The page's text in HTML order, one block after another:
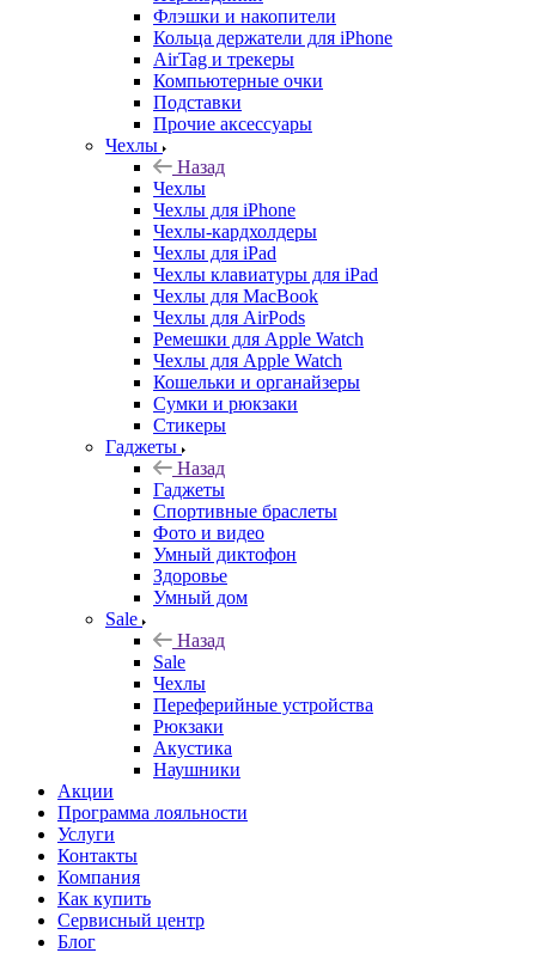
Флэшки и накопители
Кольца держатели для iPhone
AirTag и трекеры
Компьютерные очки
Подставки
Прочие аксессуары
Чехлы
Назад
Чехлы
Чехлы для iPhone
Чехлы-кардхолдеры
Чехлы для iPad
Чехлы клавиатуры для iPad
Чехлы для MacBook
Чехлы для AirPods
Ремешки для Apple Watch
Чехлы для Apple Watch
Кошельки и органайзеры
Сумки и рюкзаки
Стикеры
Гаджеты
Назад
Гаджеты
Спортивные браслеты
Фото и видео
Умный диктофон
Здоровье
Умный дом
Sale
Назад
Sale
Чехлы
Переферийные устройства
Рюкзаки
Акустика
Наушники
Акции
Программа лояльности
Услуги
Контакты
Компания
Как купить
Сервисный центр
Блог